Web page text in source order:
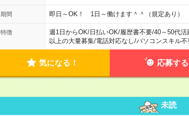
期間 即日～OK！ 1日～働けます＾＾（規定あり）
特徴 週1日からOK/日払いOK/履歴書不要/40～50代活
以上の大量募集/電話対応なし/パソコンスキル不
気になる！ 応募する
未読